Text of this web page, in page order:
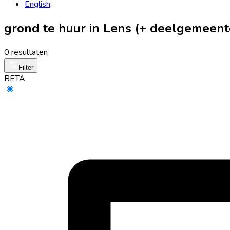
English
grond te huur in Lens (+
0 resultaten
Filter
BETA